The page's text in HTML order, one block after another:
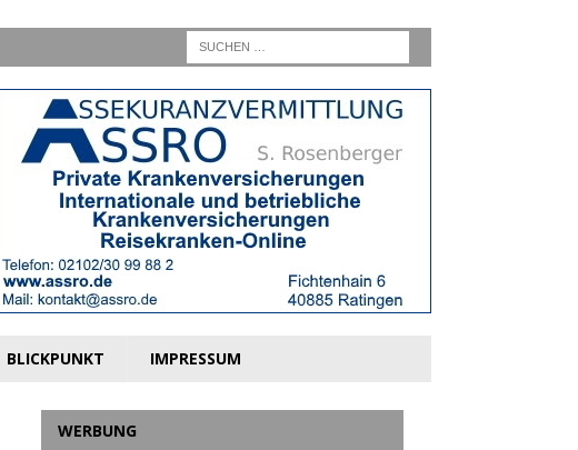
BLICKPUNKT IMPRESSUM
WERBUNG